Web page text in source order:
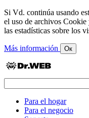
Si Vd. continúa usando
el uso de archivos Cookie
las estadísticas sobre los
Más información Ок
Para el hogar
Para el negocio